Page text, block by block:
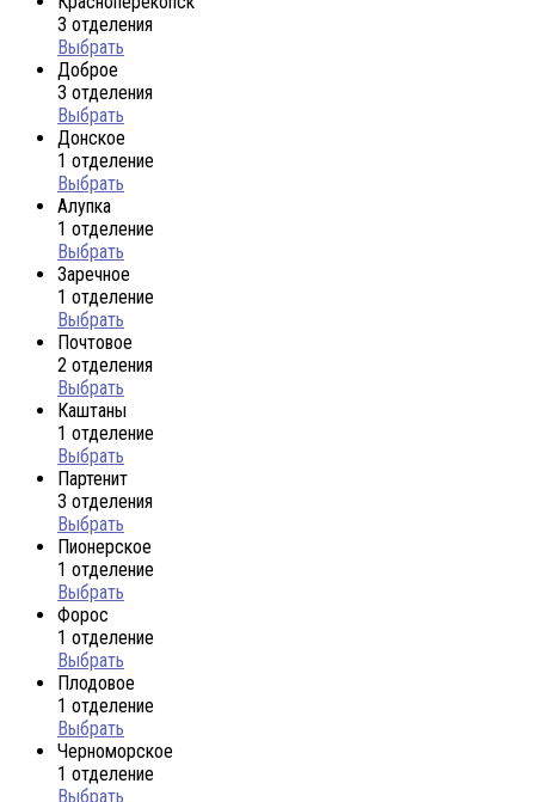
3 отделения
Выбрать
Доброе
3 отделения
Выбрать
Донское
1 отделение
Выбрать
Алупка
1 отделение
Выбрать
Заречное
1 отделение
Выбрать
Почтовое
2 отделения
Выбрать
Каштаны
1 отделение
Выбрать
Партенит
3 отделения
Выбрать
Пионерское
1 отделение
Выбрать
Форос
1 отделение
Выбрать
Плодовое
1 отделение
Выбрать
Черноморское
1 отделение
Выбрать